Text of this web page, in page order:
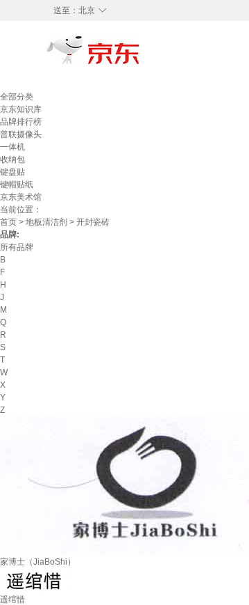
◇
送至： 北京
全部分类
京东知识库
品牌排行榜
普联摄像头
一体机
收纳包
键盘贴
键帽贴纸
京东美术馆
当前位置：
首页 > 地板清洁剂 > 开封瓷砖
品牌:
所有品牌
B
F
H
J
M
Q
R
S
T
W
X
Y
Z
家博士（JiaBoShi）
遥绾惜